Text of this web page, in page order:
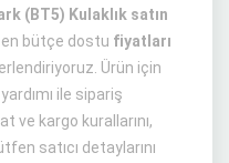
(BT5) Kulaklık satın
en bütçe dostu fiyatları
Ürün için
ile sipariş
ve kargo kurallarını,
satıcı detaylarını